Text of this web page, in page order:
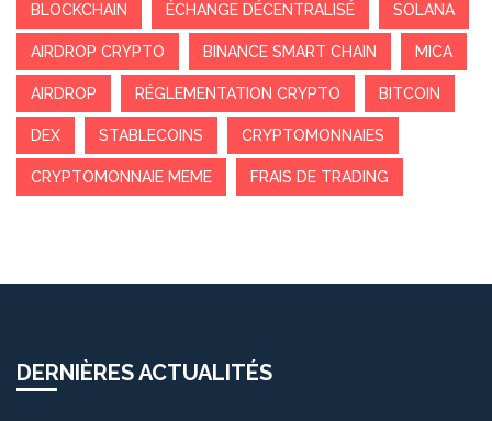
BLOCKCHAIN ÉCHANGE DÉCENTRALISÉ SOLANA
AIRDROP CRYPTO BINANCE SMART CHAIN MICA
AIRDROP RÉGLEMENTATION CRYPTO BITCOIN
DEX STABLECOINS CRYPTOMONNAIES
CRYPTOMONNAIE MEME FRAIS DE TRADING
DERNIÈRES ACTUALITÉS